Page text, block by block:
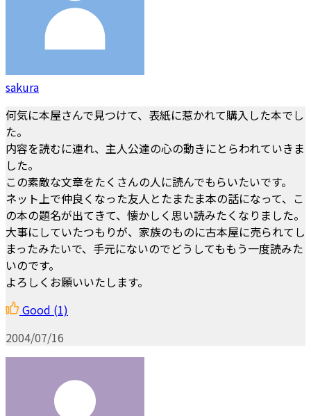
sakura
何気に本屋さんで見つけて、表紙に惹かれて購入した本でし
た。
内容を読むに連れ、主人公達の心の動きにとらわれていきま
した。
この素敵な文章をたくさんの人に読んでもらいたいです。
ネット上で仲良くなった友人とたまたま本の話になって、こ
の本の題名が出てきて、懐かしく思い読みたくなりました。
大事にしていたつもりが、家族のものに古本屋に売られてし
まったみたいで、手元にないのでどうしてももう一度読みた
いのです。
よろしくお願いいたします。
Good (1)
2004/07/16